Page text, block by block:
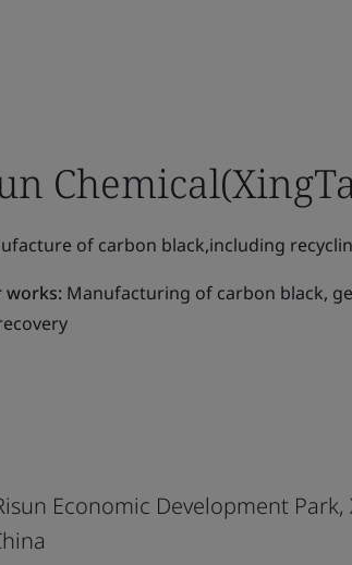
of carbon black,including
works: Manufacturing of carbon black,
Economic Development Park,